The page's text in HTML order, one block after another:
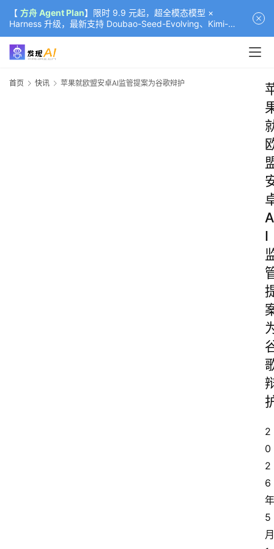
【 方舟 Agent Plan】限时 9.9 元起，超全模态模型 ×
Harness 升级，最新支持 Doubao-Seed-Evolving、Kimi-
K3（部分）、GLM-5.2
首页 快讯 苹果就欧盟安卓AI监管提案为谷歌辩护
A
I
2
0
2
6
年
5
月